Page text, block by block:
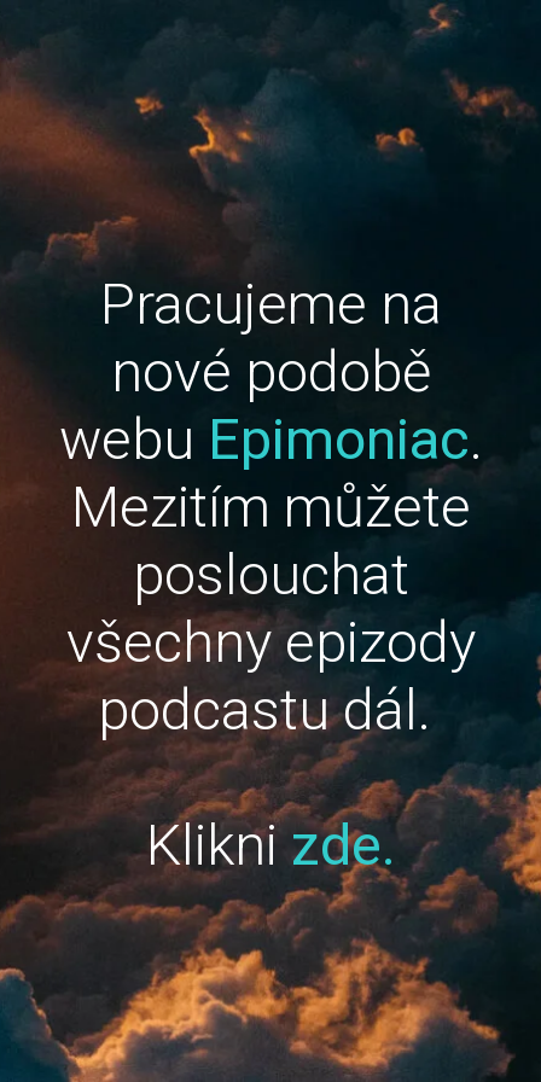
Pracujeme na
nové podobě
webu Epimoniac.
Mezitím můžete
poslouchat
všechny epizody
podcastu dál.
Kliknizde.